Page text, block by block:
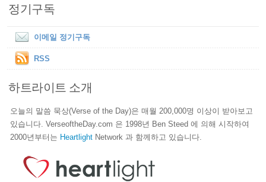
정기구독
이메일 정기구독
RSS
하트라이트 소개
오늘의 말씀 묵상(Verse of the Day)은 매월 200,000명 이상이 받아보고
있습니다. VerseoftheDay.com 은 1998년 Ben Steed 에 의해 시작하여
2000년부터는 Heartlight Network 과 함께하고 있습니다.